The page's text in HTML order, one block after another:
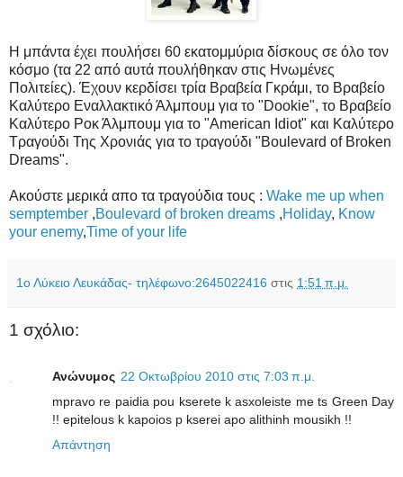
Η μπάντα έχει πουλήσει 60 εκατομμύρια δίσκους σε όλο τον
κόσμο (τα 22 από αυτά πουλήθηκαν στις Ηνωμένες
Πολιτείες). Έχουν κερδίσει τρία Βραβεία Γκράμι, το Βραβείο
Καλύτερο Εναλλακτικό Άλμπουμ για το "Dookie", το Βραβείο
Καλύτερο Ροκ Άλμπουμ για το "American Idiot" και Καλύτερο
Τραγούδι Της Χρονιάς για το τραγούδι "Boulevard of Broken
Dreams".
Ακούστε μερικά απο τα τραγούδια τους : Wake me up when
semptember ,Boulevard of broken dreams ,Holiday, Know
your enemy,Time of your life
1ο Λύκειο Λευκάδας- τηλέφωνο:2645022416 στις 1:51 π.μ.
1 σχόλιο:
Ανώνυμος 22 Οκτωβρίου 2010 στις 7:03 π.μ.
mpravo re paidia pou kserete k asxoleiste me ts Green Day
!! epitelous k kapoios p kserei apo alithinh mousikh !!
Απάντηση